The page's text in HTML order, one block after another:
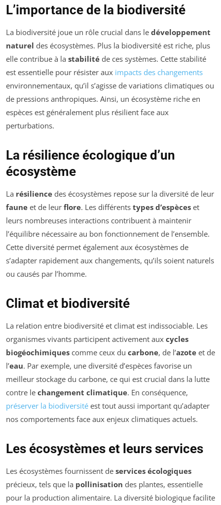
L’importance de la biodiversité
La biodiversité joue un rôle crucial dans le développement
naturel des écosystèmes. Plus la biodiversité est riche, plus
elle contribue à la stabilité de ces systèmes. Cette stabilité
est essentielle pour résister aux impacts des changements
environnementaux, qu’il s’agisse de variations climatiques ou
de pressions anthropiques. Ainsi, un écosystème riche en
espèces est généralement plus résilient face aux
perturbations.
La résilience écologique d’un
écosystème
La résilience des écosystèmes repose sur la diversité de leur
faune et de leur flore. Les différents types d’espèces et
leurs nombreuses interactions contribuent à maintenir
l’équilibre nécessaire au bon fonctionnement de l’ensemble.
Cette diversité permet également aux écosystèmes de
s’adapter rapidement aux changements, qu’ils soient naturels
ou causés par l’homme.
Climat et biodiversité
La relation entre biodiversité et climat est indissociable. Les
organismes vivants participent activement aux cycles
biogéochimiques comme ceux du carbone, de l’azote et de
l’eau. Par exemple, une diversité d’espèces favorise un
meilleur stockage du carbone, ce qui est crucial dans la lutte
contre le changement climatique. En conséquence,
préserver la biodiversité est tout aussi important qu’adapter
nos comportements face aux enjeux climatiques actuels.
Les écosystèmes et leurs services
Les écosystèmes fournissent de services écologiques
précieux, tels que la pollinisation des plantes, essentielle
pour la production alimentaire. La diversité biologique facilite